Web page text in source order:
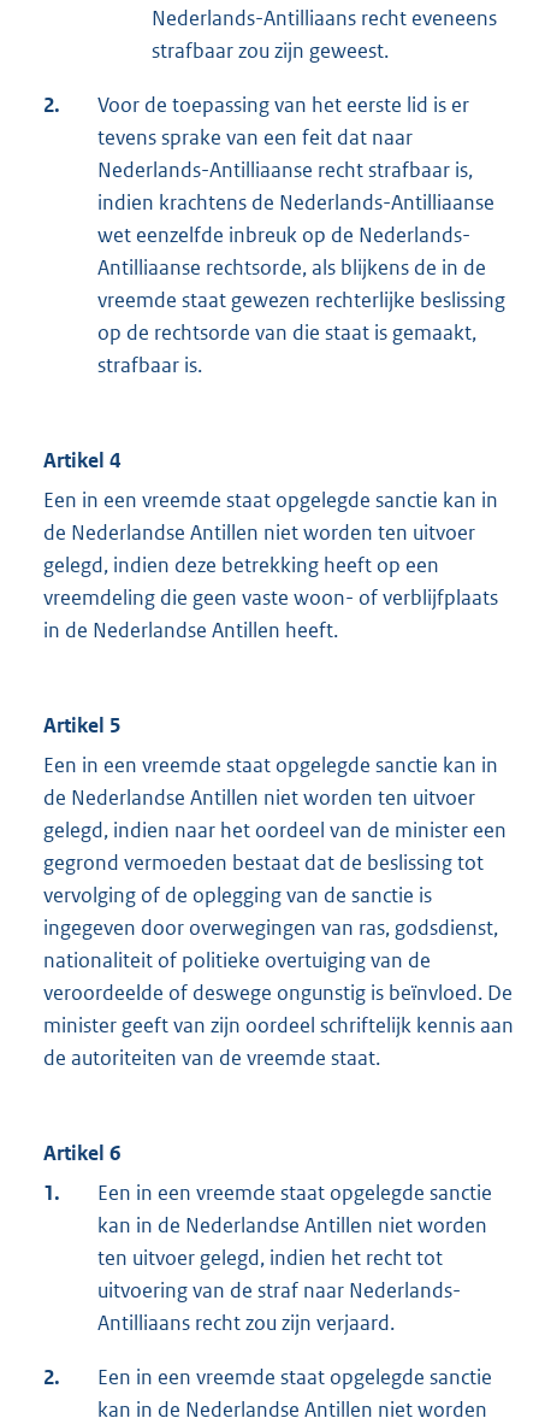
Nederlands-Antilliaans recht eveneens
strafbaar zou zijn geweest.
2.
Voor de toepassing van het eerste lid is er
tevens sprake van een feit dat naar
Nederlands-Antilliaanse recht strafbaar is,
indien krachtens de Nederlands-Antilliaanse
wet eenzelfde inbreuk op de Nederlands-
Antilliaanse rechtsorde, als blijkens de in de
vreemde staat gewezen rechterlijke beslissing
op de rechtsorde van die staat is gemaakt,
strafbaar is.
Artikel 4
Een in een vreemde staat opgelegde sanctie kan in
de Nederlandse Antillen niet worden ten uitvoer
gelegd, indien deze betrekking heeft op een
vreemdeling die geen vaste woon- of verblijfplaats
in de Nederlandse Antillen heeft.
Artikel 5
Een in een vreemde staat opgelegde sanctie kan in
de Nederlandse Antillen niet worden ten uitvoer
gelegd, indien naar het oordeel van de minister een
gegrond vermoeden bestaat dat de beslissing tot
vervolging of de oplegging van de sanctie is
ingegeven door overwegingen van ras, godsdienst,
nationaliteit of politieke overtuiging van de
veroordeelde of deswege ongunstig is beïnvloed. De
minister geeft van zijn oordeel schriftelijk kennis aan
de autoriteiten van de vreemde staat.
Artikel 6
1.
Een in een vreemde staat opgelegde sanctie
kan in de Nederlandse Antillen niet worden
ten uitvoer gelegd, indien het recht tot
uitvoering van de straf naar Nederlands-
Antilliaans recht zou zijn verjaard.
2.
Een in een vreemde staat opgelegde sanctie
kan in de Nederlandse Antillen niet worden